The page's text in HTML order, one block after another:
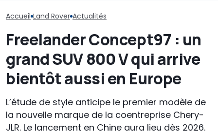
Accueil Land Rover Actualités
Freelander Concept97 : un
grand SUV 800 V qui arrive
bientôt aussi en Europe
L’étude de style anticipe le premier modèle de
la nouvelle marque de la coentreprise Chery-
JLR. Le lancement en Chine aura lieu dès 2026.